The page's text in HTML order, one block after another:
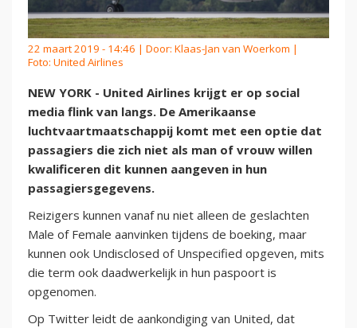
22 maart 2019 - 14:46 | Door: Klaas-Jan van Woerkom |
Foto: United Airlines
NEW YORK - United Airlines krijgt er op social
media flink van langs. De Amerikaanse
luchtvaartmaatschappij komt met een optie dat
passagiers die zich niet als man of vrouw willen
kwalificeren dit kunnen aangeven in hun
passagiersgegevens.
Reizigers kunnen vanaf nu niet alleen de geslachten
Male of Female aanvinken tijdens de boeking, maar
kunnen ook Undisclosed of Unspecified opgeven, mits
die term ook daadwerkelijk in hun paspoort is
opgenomen.
Op Twitter leidt de aankondiging van United, dat